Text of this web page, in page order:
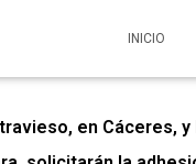
INICIO
en Cáceres, y